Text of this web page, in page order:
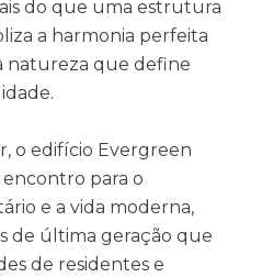
do que uma estrutura
a harmonia perfeita
natureza que define
o edifício Evergreen
para o
e a vida moderna,
de última geração que
de residentes e